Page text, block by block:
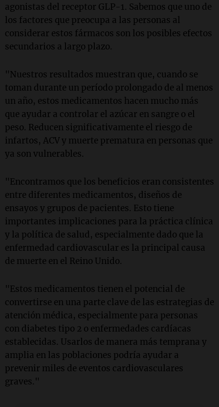
agonistas del receptor GLP-1. Sabemos que uno de
los factores que preocupa a las personas al
considerar estos fármacos son los posibles efectos
secundarios a largo plazo.
"Nuestros resultados muestran que, cuando se
toman durante un período prolongado de al menos
un año, estos medicamentos hacen mucho más
que ayudar a controlar el azúcar en sangre o el
peso. Reducen significativamente el riesgo de
infartos, ACV y muerte prematura en personas que
ya son vulnerables.
"Encontramos que los beneficios eran consistentes
entre diferentes medicamentos, diseños de
ensayos y grupos de pacientes. Esto tiene
importantes implicaciones para la práctica clínica
y la política de salud, especialmente dado que la
enfermedad cardiovascular es la principal causa
de muerte en el Reino Unido.
"Estos medicamentos tienen el potencial de
convertirse en una parte clave de las estrategias de
atención médica, especialmente para personas
con diabetes tipo 2 o enfermedades cardíacas
establecidas. Usarlos de manera más temprana y
amplia en las poblaciones podría ayudar a
prevenir miles de eventos cardiovasculares
graves."